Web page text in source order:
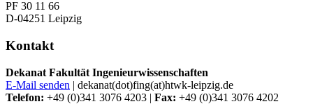
PF 30 11 66
D-04251 Leipzig
Kontakt
Dekanat Fakultät Ingenieurwissenschaften
E-Mail senden | dekanat(dot)fing(at)htwk-leipzig.de
Telefon: +49 (0)341 3076 4203 | Fax: +49 (0)341 3076 4202